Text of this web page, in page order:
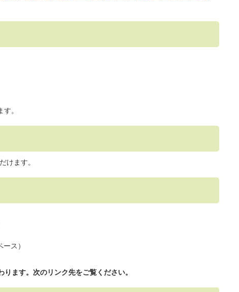
。
けます。
ス）
ります。次のリンク先をご覧ください。